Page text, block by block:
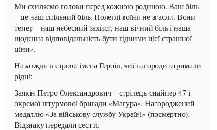
Ми схиляємо голови перед кожною родиною. Ваш біль
– це наш спільний біль. Полеглі воїни не згасли. Вони
тепер – наш небесний захист, наш вічний біль і наша
щоденна відповідальність бути гідними цієї страшної
ціни».
Назавжди в строю: імена Героїв, чиї нагороди отримали
рідні:
Заякін Петро Олександрович – стрілець-снайпер 47-ї
окремої штурмової бригади «Магура». Нагороджений
медаллю «За військову службу Україні» (посмертно).
Відзнаку передали сестрі.